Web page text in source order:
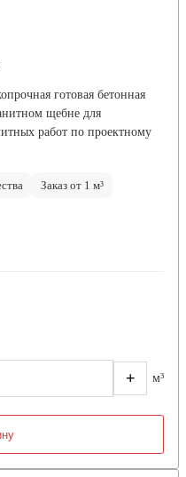
готовая бетонная
щебне для
работ по проектному
Заказ от 1 м³
+ м³